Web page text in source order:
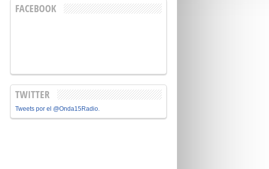
FACEBOOK
TWITTER
Tweets por el @Onda15Radio.